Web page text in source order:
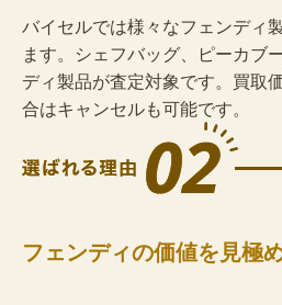
バイセルでは様々なフェンディ
ます。シェフバッグ、ピーカブ
ディ製品が査定対象です。買取
合はキャンセルも可能です。
フェンディの価値を見極